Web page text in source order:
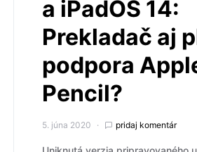
a iPadOS 14:
Prekladač aj
podpora
Pencil?
5. júna 2020 pridaj komentár